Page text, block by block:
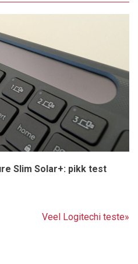
Slim Solar+: pikk test
Veel Logitechi teste»